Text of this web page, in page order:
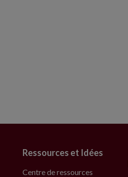
Ressources et Idées
Centre de ressources